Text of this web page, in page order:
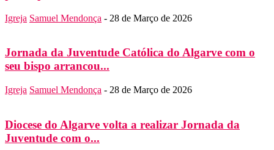
Igreja Samuel Mendonça - 28 de Março de 2026
Jornada da Juventude Católica do Algarve com o
seu bispo arrancou...
Igreja Samuel Mendonça - 28 de Março de 2026
Diocese do Algarve volta a realizar Jornada da
Juventude com o...